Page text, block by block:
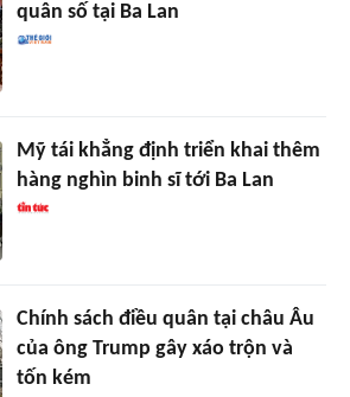
quân số tại Ba Lan
Mỹ tái khẳng định triển khai thêm
hàng nghìn binh sĩ tới Ba Lan
Chính sách điều quân tại châu Âu
của ông Trump gây xáo trộn và
tốn kém